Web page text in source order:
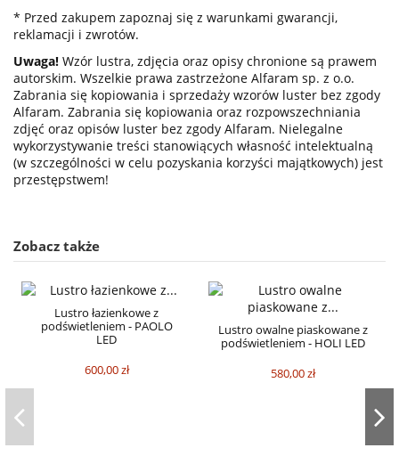
* Przed zakupem zapoznaj się z warunkami gwarancji,
reklamacji i zwrotów.
Uwaga! Wzór lustra, zdjęcia oraz opisy chronione są prawem
autorskim. Wszelkie prawa zastrzeżone Alfaram sp. z o.o.
Zabrania się kopiowania i sprzedaży wzorów luster bez zgody
Alfaram. Zabrania się kopiowania oraz rozpowszechniania
zdjęć oraz opisów luster bez zgody Alfaram. Nielegalne
wykorzystywanie treści stanowiących własność intelektualną
(w szczególności w celu pozyskania korzyści majątkowych) jest
przestępstwem!
Zobacz także
Lustro łazienkowe z
podświetleniem - PAOLO
LED
600,00 zł
Lustro owalne piaskowane z
podświetleniem - HOLI LED
580,00 zł